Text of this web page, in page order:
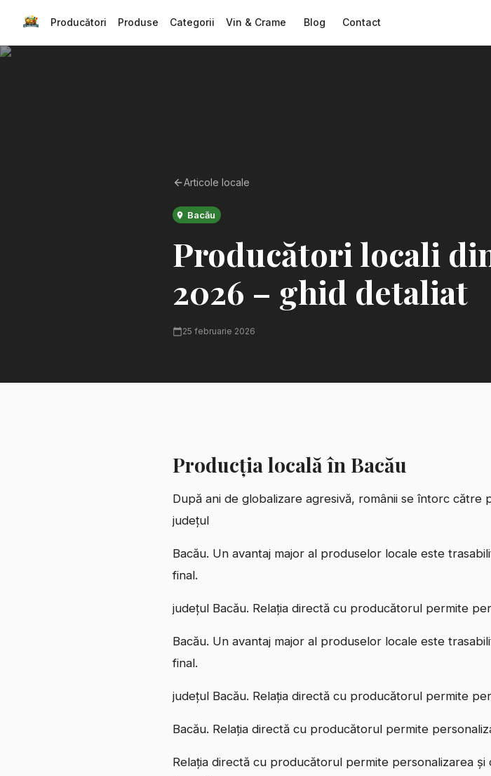
Producători Produse Categorii Vin & Crame Blog Contact
Articole locale
Bacău
Producători locali
2026 – ghid detaliat
25 februarie 2026
Producția locală în Bacău
După ani de globalizare agresivă, românii se întorc
județul
Bacău. Un avantaj major al produselor locale este
final.
județul Bacău. Relația directă cu producătorul permite
Bacău. Un avantaj major al produselor locale este
final.
județul Bacău. Relația directă cu producătorul permite
Bacău. Relația directă cu producătorul permite
Relația directă cu producătorul permite personalizarea și